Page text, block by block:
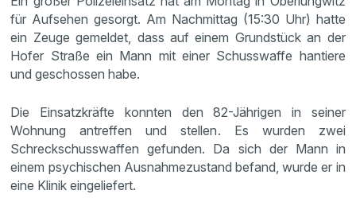
für Aufsehen gesorgt. Am Nachmittag (15:30 Uhr) hatte
ein Zeuge gemeldet, dass auf einem Grundstück an der
Hofer Straße ein Mann mit einer Schusswaffe hantiere
und geschossen habe.
Die Einsatzkräfte konnten den 82-Jährigen in seiner
Wohnung antreffen und stellen. Es wurden zwei
Schreckschusswaffen gefunden. Da sich der Mann in
einem psychischen Ausnahmezustand befand, wurde er in
eine Klinik eingeliefert.